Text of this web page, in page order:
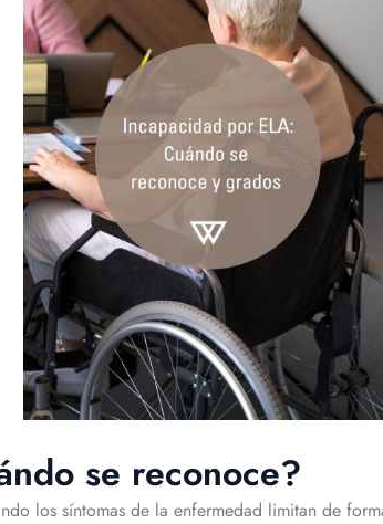
se reconoce?
los síntomas de la enfermedad limitan de